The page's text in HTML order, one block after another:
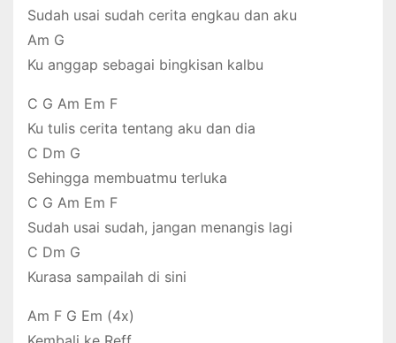
Sudah usai sudah cerita engkau dan aku
Am G
Ku anggap sebagai bingkisan kalbu
C G Am Em F
Ku tulis cerita tentang aku dan dia
C Dm G
Sehingga membuatmu terluka
C G Am Em F
Sudah usai sudah, jangan menangis lagi
C Dm G
Kurasa sampailah di sini
Am F G Em (4x)